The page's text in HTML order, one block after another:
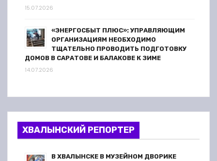
15.07.2026
«ЭНЕРГОСБЫТ ПЛЮС»: УПРАВЛЯЮЩИМ
ОРГАНИЗАЦИЯМ НЕОБХОДИМО
ТЩАТЕЛЬНО ПРОВОДИТЬ ПОДГОТОВКУ
ДОМОВ В САРАТОВЕ И БАЛАКОВЕ К ЗИМЕ
14.07.2026
ХВАЛЫНСКИЙ РЕПОРТЕР
В ХВАЛЫНСКЕ В МУЗЕЙНОМ ДВОРИКЕ